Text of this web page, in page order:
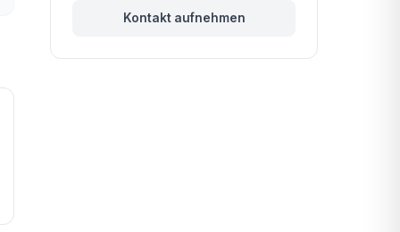
Kontakt aufnehmen